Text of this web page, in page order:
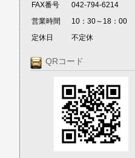
FAX番号
042-794-6214
営業時間
10：30～18：00
定休日
不定休
QRコード